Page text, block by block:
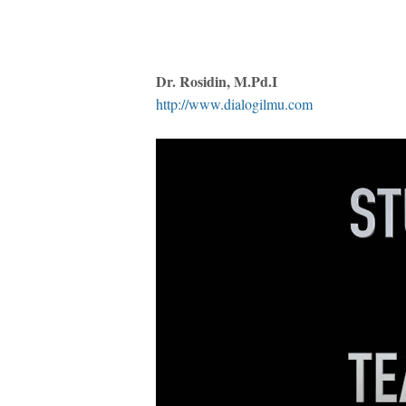
Dr. Rosidin, M.Pd.I
http://www.dialogilmu.com